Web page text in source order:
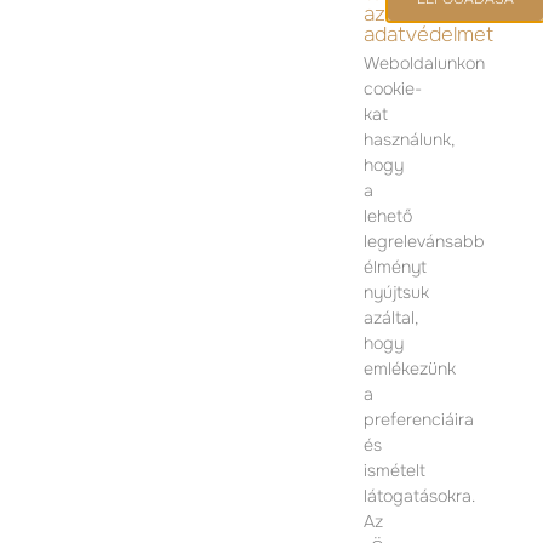
TOVÁBBI INFORMÁCIÓÉRT KÉRJÜK VEGYE FEL
VELÜNK A KAPCSOLATOT
az
adatvédelmet
Weboldalunkon
cookie-
kat
használunk,
hogy
a
lehető
legrelevánsabb
élményt
nyújtsuk
azáltal,
hogy
emlékezünk
a
preferenciáira
és
ismételt
látogatásokra.
Az